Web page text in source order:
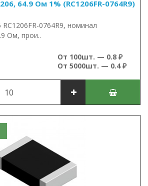
64.9 Ом 1% (RC1206FR-0764R9)
0764R9, номинал
Ом, прои..
От 100шт. — 0.8 ₽
От 5000шт. — 0.4 ₽